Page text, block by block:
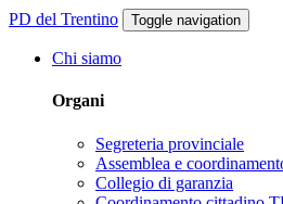
PD del Trentino Toggle navigation
Chi siamo
Organi
Segreteria provinciale
Assemblea e
Collegio di garanzia